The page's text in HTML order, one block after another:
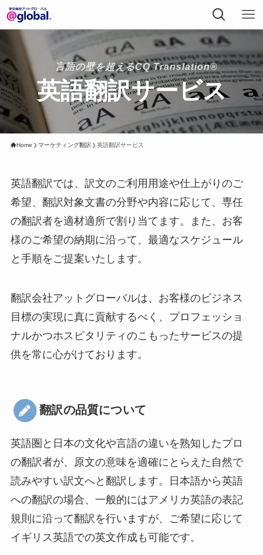
英語翻訳サービス
言語の壁を超えるCQ Translation®
Home マーケティング翻訳 英語翻訳サービス
英語翻訳では、訳文のご利用用途や仕上がりのご
希望、翻訳対象文書の分野や内容に応じて、専任
の翻訳者を適材適所で割り当てます。また、お客
様のご希望の納期に沿って、最適なスケジュール
と手順をご提案いたします。
翻訳会社アットグローバルは、お客様のビジネス
目標の実現に真に貢献するべく、プロフェッショ
ナルかつホスピタリティのこもったサービスの提
供を常に心がけております。
翻訳の品質について
英語圏と日本の文化や言語の違いを熟知したプロ
の翻訳者が、原文の意味を適確にとらえた自然で
読みやすい訳文へと翻訳します。日本語から英語
への翻訳の場合、一般的にはアメリカ英語の表記
規則に沿って翻訳を行いますが、ご希望に応じて
イギリス英語での英文作成も可能です。